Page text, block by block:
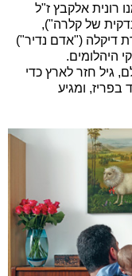
רונית אלקבץ ז"ל
של קלרה"),
דיקלה ("אדם נדיר")
היהלומים.
גיל חזר לארץ כדי
בפריז, ומגיע